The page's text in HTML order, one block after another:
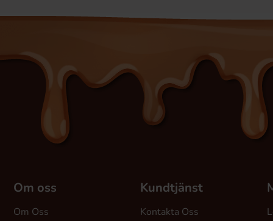
Om oss
Om Oss
Kundtjänst
Kontakta Oss